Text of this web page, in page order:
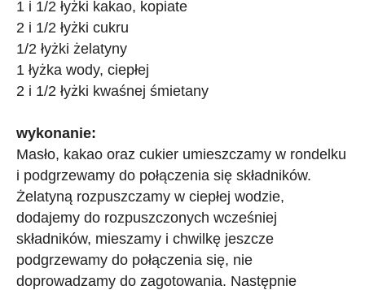
1 i 1/2 łyżki kakao, kopiate
2 i 1/2 łyżki cukru
1/2 łyżki żelatyny
1 łyżka wody, ciepłej
2 i 1/2 łyżki kwaśnej śmietany
wykonanie:
Masło, kakao oraz cukier umieszczamy w rondelku
i podgrzewamy do połączenia się składników.
Żelatyną rozpuszczamy w ciepłej wodzie,
dodajemy do rozpuszczonych wcześniej
składników, mieszamy i chwilkę jeszcze
podgrzewamy do połączenia się, nie
doprowadzamy do zagotowania. Następnie